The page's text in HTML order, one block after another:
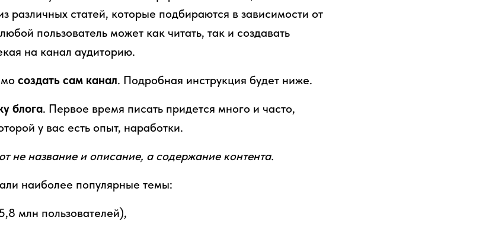
различных статей, которые подбираются в зависимости от
пользователь может как читать, так и создавать
на канал аудиторию.
создать сам канал. Подробная инструкция будет ниже.
блога. Первое время писать придется много и часто,
у вас есть опыт, наработки.
не название и описание, а содержание контента.
наиболее популярные темы:
млн пользователей),